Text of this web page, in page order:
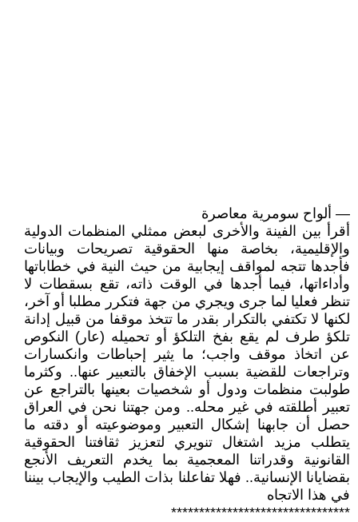
— ألواح سومرية معاصرة
أقرأ بين الفينة والأخرى لبعض ممثلي المنظمات الدولية
والإقليمية، بخاصة منها الحقوقية تصريحات وبيانات
فأجدها تتجه لمواقف إيجابية من حيث النية في خطاباتها
وأداءاتها، فيما أجدها في الوقت ذاته، تقع بسقطات لا
تنظر فعليا لما جرى ويجري من جهة فتكرر مطلبا أو آخر،
لكنها لا تكتفي بالتكرار بقدر ما تتخذ موقفا من قبيل إدانة
تلكؤ طرف لم يقع بفخ التلكؤ أو تحميله (عار) النكوص
عن اتخاذ موقف واجب؛ ما يثير إحباطات وانكسارات
وتراجعات للقضية بسبب الإخفاق بالتعبير عنها.. وكثرما
طولبت منظمات ودول أو شخصيات بعينها بالتراجع عن
تعبير أطلقته في غير محله.. ومن جهتنا نحن في العراق
حصل أن جابهنا إشكال التعبير وموضوعيته أو دقته ما
يتطلب مزيد اشتغال تنويري لتعزيز ثقافتنا الحقوقية
القانونية وقدراتنا المعجمية بما يخدم التعريف الأنجع
بقضايانا الإنسانية.. فهلا تفاعلنا بذات الطيب والإيجاب بيننا
في هذا الاتجاه
********************************